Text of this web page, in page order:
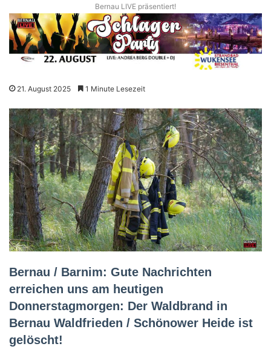
Bernau LIVE präsentiert!
21. August 2025 1 Minute Lesezeit
Bernau / Barnim: Gute Nachrichten
erreichen uns am heutigen
Donnerstagmorgen: Der Waldbrand in
Bernau Waldfrieden / Schönower Heide ist
gelöscht!